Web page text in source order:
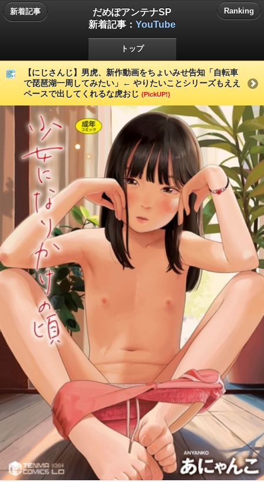
新着記事
だめぽアンテナSP
新着記事： YouTube
Ranking
トップ
【にじさんじ】男虎、新作動画をちょいみせ告知「自転車
で琵琶湖一周してみたい」← やりたいことシリーズもええ
ペースで出してくれるな虎おじ (PickUP!)